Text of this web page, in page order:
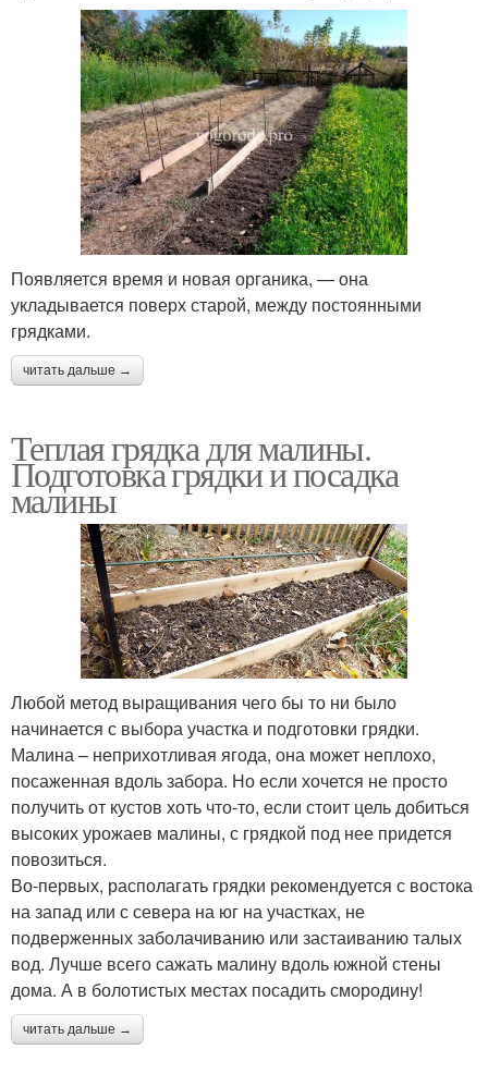
Появляется время и новая органика, — она
укладывается поверх старой, между постоянными
грядками.
читать дальше →
Теплая грядка для малины.
Подготовка грядки и посадка
малины
Любой метод выращивания чего бы то ни было
начинается с выбора участка и подготовки грядки.
Малина – неприхотливая ягода, она может неплохо,
посаженная вдоль забора. Но если хочется не просто
получить от кустов хоть что-то, если стоит цель добиться
высоких урожаев малины, с грядкой под нее придется
повозиться.
Во-первых, располагать грядки рекомендуется с востока
на запад или с севера на юг на участках, не
подверженных заболачиванию или застаиванию талых
вод. Лучше всего сажать малину вдоль южной стены
дома. А в болотистых местах посадить смородину!
читать дальше →